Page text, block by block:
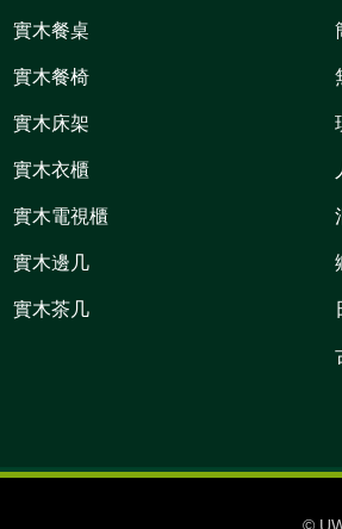
實木餐桌
實木餐椅
實木床架
實木衣櫃
實木電視櫃
實木邊几
實木茶几